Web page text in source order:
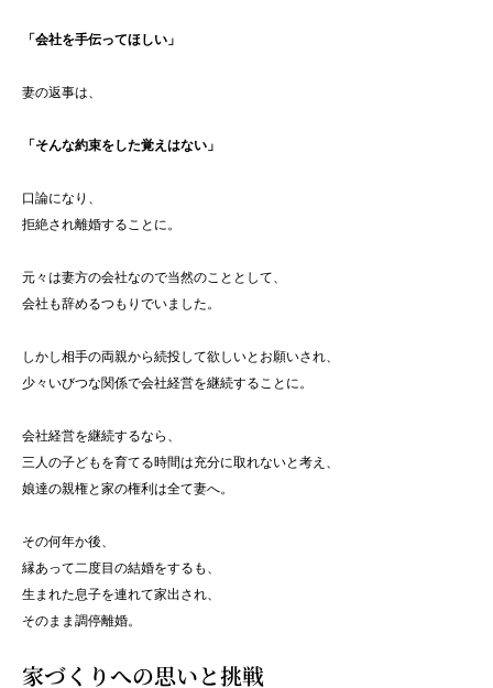
「会社を手伝ってほしい」
妻の返事は、
「そんな約束をした覚えはない」
口論になり、
拒絶され離婚することに。
元々は妻方の会社なので当然のこととして、
会社も辞めるつもりでいました。
しかし相手の両親から続投して欲しいとお願いされ、
少々いびつな関係で会社経営を継続することに。
会社経営を継続するなら、
三人の子どもを育てる時間は充分に取れないと考え、
娘達の親権と家の権利は全て妻へ。
その何年か後、
縁あって二度目の結婚をするも、
生まれた息子を連れて家出され、
そのまま調停離婚。
家づくりへの思いと挑戦